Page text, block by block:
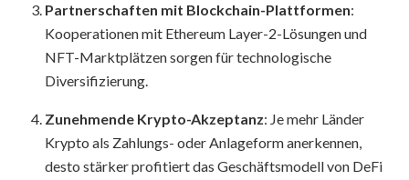
Partnerschaften mit Blockchain-Plattformen:
Kooperationen mit Ethereum Layer-2-Lösungen und
NFT-Marktplätzen sorgen für technologische
Diversifizierung.
Zunehmende Krypto-Akzeptanz: Je mehr Länder
Krypto als Zahlungs- oder Anlageform anerkennen,
desto stärker profitiert das Geschäftsmodell von DeFi